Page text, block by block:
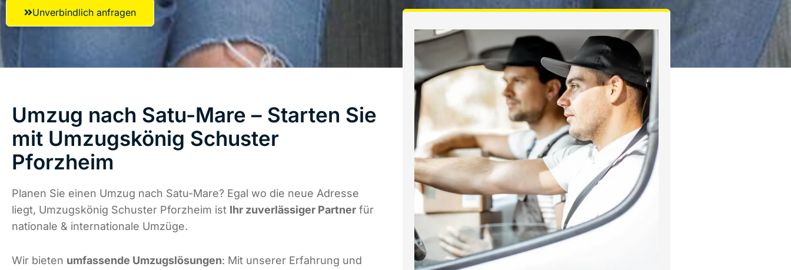
Unverbindlich anfragen
Umzug nach Satu-Mare – Starten Sie
mit Umzugskönig Schuster
Pforzheim
Planen Sie einen Umzug nach Satu-Mare? Egal wo die neue Adresse
liegt, Umzugskönig Schuster Pforzheim ist Ihr zuverlässiger Partner für
nationale & internationale Umzüge.
Wir bieten umfassende Umzugslösungen: Mit unserer Erfahrung und